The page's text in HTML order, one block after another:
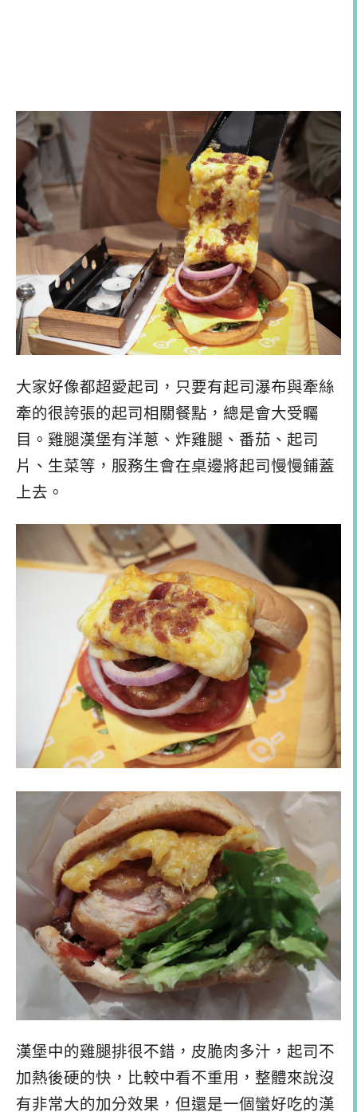
大家好像都超愛起司，只要有起司瀑布與牽絲
牽的很誇張的起司相關餐點，總是會大受矚
目。雞腿漢堡有洋蔥、炸雞腿、番茄、起司
片、生菜等，服務生會在桌邊將起司慢慢鋪蓋
上去。
漢堡中的雞腿排很不錯，皮脆肉多汁，起司不
加熱後硬的快，比較中看不重用，整體來說沒
有非常大的加分效果，但還是一個蠻好吃的漢